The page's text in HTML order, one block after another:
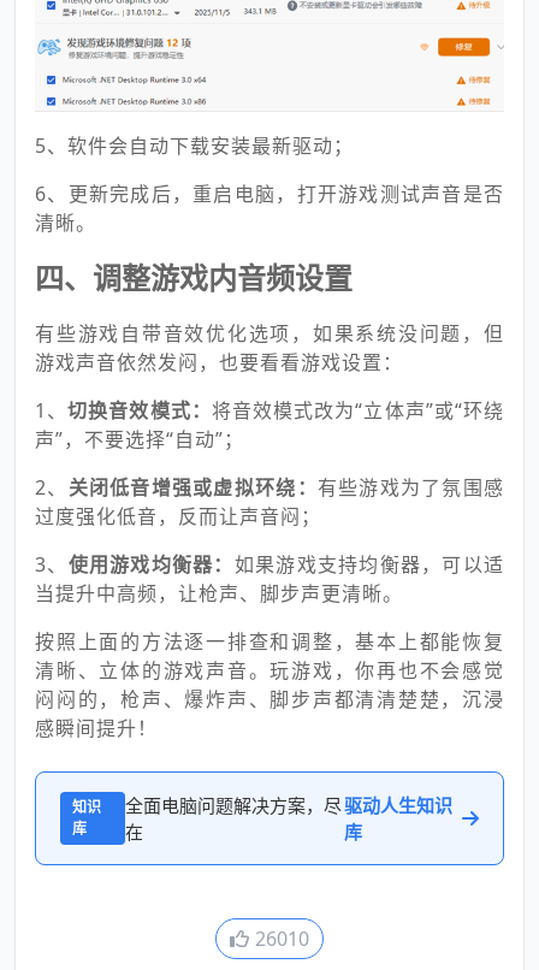
5、软件会自动下载安装最新驱动；
6、更新完成后，重启电脑，打开游戏测试声音是否
清晰。
四、调整游戏内音频设置
有些游戏自带音效优化选项，如果系统没问题，但
游戏声音依然发闷，也要看看游戏设置：
1、切换音效模式： 将音效模式改为“立体声”或“环绕
声”，不要选择“自动”；
2、 关闭低音增强或虚拟环绕： 有些游戏为了氛围感
过度强化低音，反而让声音闷；
3、 使用游戏均衡器： 如果游戏支持均衡器，可以适
当提升中高频，让枪声、脚步声更清晰。
按照上面的方法逐一排查和调整，基本上都能恢复
清晰、立体的游戏声音。玩游戏，你再也不会感觉
闷闷的，枪声、爆炸声、脚步声都清清楚楚，沉浸
感瞬间提升！
知识
库
全面电脑问题解决方案，尽
在
驱动人生知识
库
26010